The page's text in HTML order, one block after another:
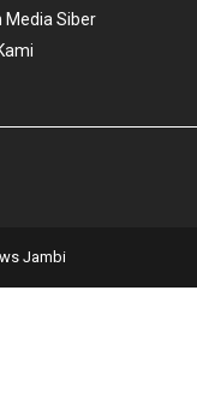
Media Siber
Jambi